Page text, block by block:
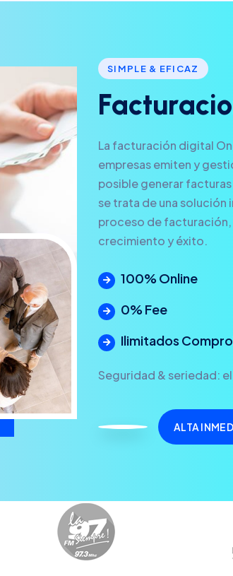
SIMPLE & EFICAZ
Facturacio
La facturación digital
empresas emiten y
posible generar
se trata de una solución
proceso de facturación,
crecimiento y éxito.
100% Online
0% Fee
Ilimitados
Seguridad & seriedad:
ALTA